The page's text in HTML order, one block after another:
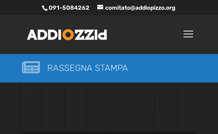
091-5084262 comitato@addiopizzo.org
 RASSEGNA STAMPA